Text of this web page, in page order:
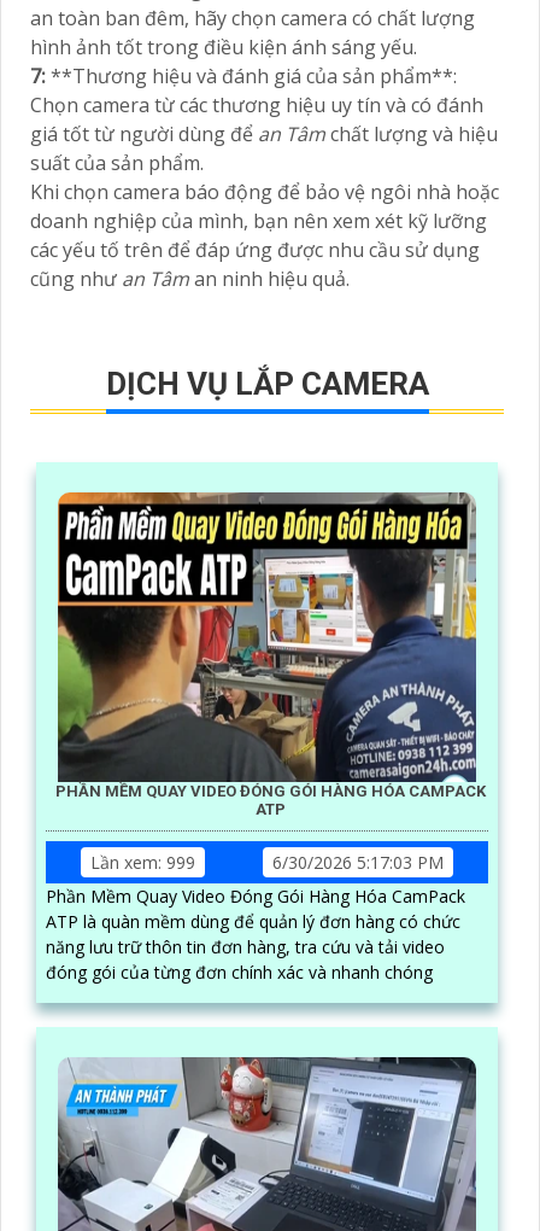
an toàn ban đêm, hãy chọn camera có chất lượng
hình ảnh tốt trong điều kiện ánh sáng yếu.
7:**Thương hiệu và đánh giá của sản phẩm**:
Chọn camera từ các thương hiệu uy tín và có đánh
giá tốt từ người dùng để an Tâmchất lượng và hiệu
suất của sản phẩm.
Khi chọn camera báo động để bảo vệ ngôi nhà hoặc
doanh nghiệp của mình, bạn nên xem xét kỹ lưỡng
các yếu tố trên để đáp ứng được nhu cầu sử dụng
cũng như an Tâman ninh hiệu quả.
DỊCH VỤ LẮP CAMERA
PHẦN MỀM QUAY VIDEO ĐÓNG GÓI HÀNG HÓA CAMPACK
ATP
Lần xem: 999
6/30/2026 5:17:03 PM
Phần Mềm Quay Video Đóng Gói Hàng Hóa CamPack
ATP là quàn mềm dùng để quản lý đơn hàng có chức
năng lưu trữ thôn tin đơn hàng, tra cứu và tải video
đóng gói của từng đơn chính xác và nhanh chóng